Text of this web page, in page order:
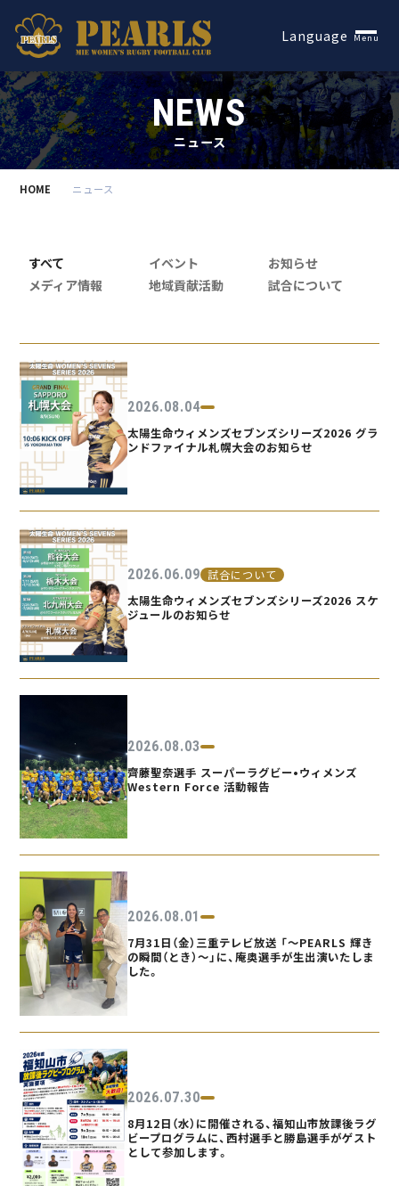
Language Menu
NEWS
ニュース
HOME ニュース
すべて イベント
お知らせ
メディア情報
地域貢献活動 試合について
2026.08.04
太陽生命ウィメンズセブンズシリーズ2026 グラ
ンドファイナル札幌大会のお知らせ
2026.06.09 試合について
太陽生命ウィメンズセブンズシリーズ2026 スケ
ジュールのお知らせ
2026.08.03
齊藤聖奈選手 スーパーラグビー•ウィメンズ
Western Force 活動報告
2026.08.01
7月31日（金）三重テレビ放送 「〜PEARLS 輝き
の瞬間（とき）〜」に、庵奥選手が生出演いたしま
した。
2026.07.30
8月12日（水）に開催される、福知山市放課後ラグ
ビープログラムに、西村選手と勝島選手がゲスト
として参加します。